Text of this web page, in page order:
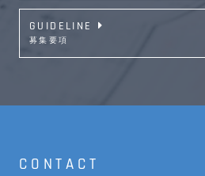
GUIDELINE
募集要項
CONTACT